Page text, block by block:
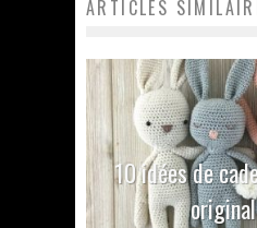
ARTICLES
10 idées de